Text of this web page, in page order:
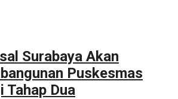
Surabaya Akan
Puskesmas
Tahap Dua